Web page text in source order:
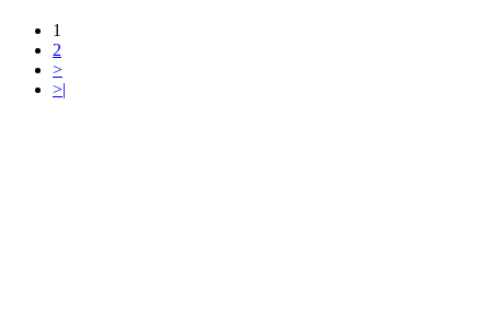
1
2
>
>|